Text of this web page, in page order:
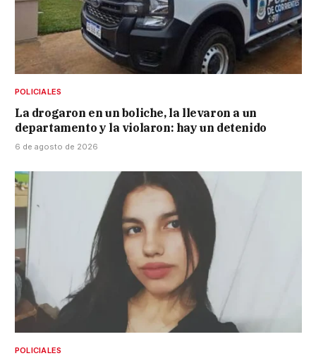
POLICIALES
La drogaron en un boliche, la llevaron a un
departamento y la violaron: hay un detenido
6 de agosto de 2026
POLICIALES